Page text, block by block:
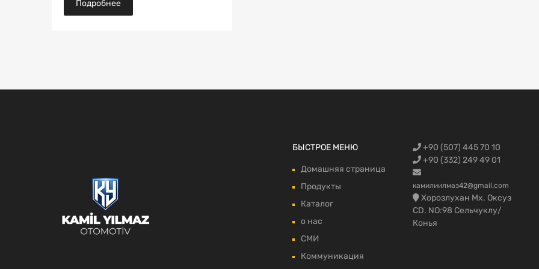
Подробнее
БЫСТРОЕ МЕНЮ
Домашняя страница
Продукты
Каталог
о нас
СМИ
Коммуникация
+90 (507) 445 70 10
+90 (332) 249 49 01
камилиилмаз42@gmail.com
Хорозлухан Мх. Оксуз
CD. NO:98 Сельчуклу/
Конья